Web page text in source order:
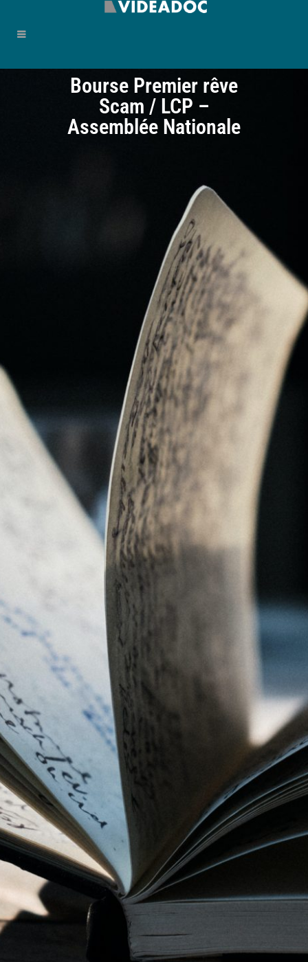
Bourse Premier rêve
Scam / LCP –
Assemblée Nationale